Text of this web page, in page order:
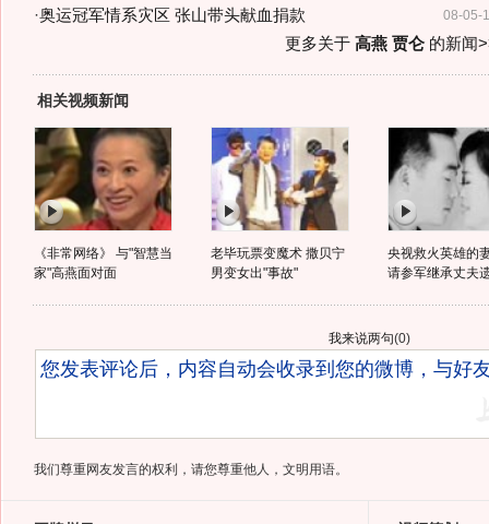
08-05-
·奥运冠军情系灾区 张山带头献血捐款
更多关于 高燕 贾仑的新闻
相关视频新闻
《非常网络》 与"智慧当
家"高燕面对面
老毕玩票变魔术 撒贝宁
男变女出"事故"
央视救火英雄的
请参军继承丈夫
我来说两句(0)
我们尊重网友发言的权利，请您尊重他人，文明用语。